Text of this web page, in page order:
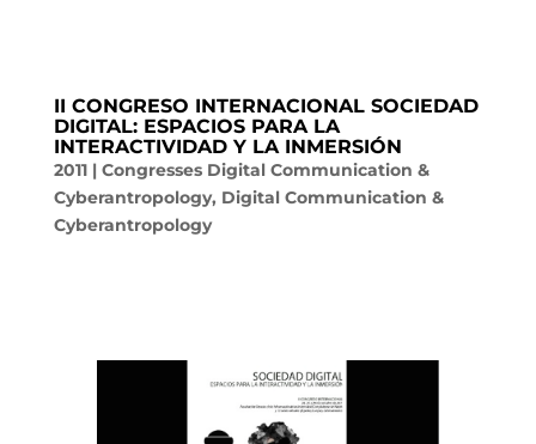
II CONGRESO INTERNACIONAL SOCIEDAD
DIGITAL: ESPACIOS PARA LA
INTERACTIVIDAD Y LA INMERSIÓN
2011| Congresses Digital Communication &
Cyberantropology, Digital Communication &
Cyberantropology